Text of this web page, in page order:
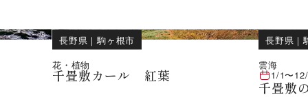
長野県 ｜駒ヶ根市
花・植物
千畳敷カール 紅葉
長野県 ｜
雲海
1/1〜
千畳敷